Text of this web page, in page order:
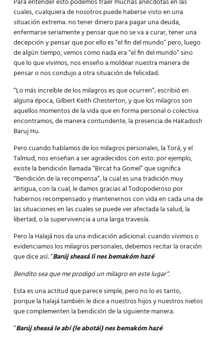
Para entender esto podemos traer muchas anécdotas en las
cuales, cualquiera de nosotros puede haberse visto en una
situación extrema: no tener dinero para pagar una deuda,
enfermarse seriamente y pensar que no se va a curar, tener una
decepción y pensar que por ello es “el fin del mundo” pero, luego
de algún tiempo, vemos como nada era “el fin del mundo” sino
que lo que vivimos, nos enseño a moldear nuestra manera de
pensar o nos condujo a otra situación de felicidad.
“Lo más increíble de los milagros es que ocurren”; escribió en
alguna época, Gilbert Keith Chesterton, y que los milagros son
aquellos momentos de la vida que en forma personal o colectiva
encontramos, de manera contundente, la presencia de HaKadosh
Baruj Hu.
Pero cuando hablamos de los milagros personales, la Torá, y el
Talmud, nos enseñan a ser agradecidos con esto: por ejemplo,
existe la bendición llamada “Bircat ha Gomel” que significa
“Bendición de la recompensa”, la cual es una tradición muy
antigua, con la cual, le damos gracias al Todopoderoso por
habernos recompensado y mantenernos con vida en cada una de
las situaciones en las cuales se puede ver afectada la salud, la
libertad, o la supervivencia a una larga travesía.
Pero la Halajá nos da una indicación adicional: cuando vivimos o
evidenciamos los milagros personales, debemos recitar la oración
que dice así: “Barúj sheasá li nes bemakóm hazé
Bendito sea que me prodigó un milagro en este lugar”.
Esta es una actitud que parece simple, pero no lo es tanto,
porque la halajá también le dice a nuestros hijos y nuestros nietos
que complementen la bendición de la siguiente manera:
“Barúj sheasá le abí (le abotái) nes bemakóm hazé